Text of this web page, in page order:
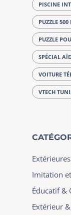
PISCINE
PUZZLE 500
PUZZLE
SPÉCIAL
VOITURE
VTECH
Imitation
Éducatif &
Extérieur